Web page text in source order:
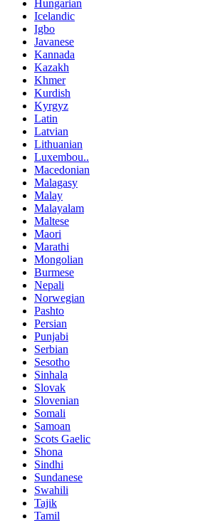
Hungarian
Icelandic
Igbo
Javanese
Kannada
Kazakh
Khmer
Kurdish
Kyrgyz
Latin
Latvian
Lithuanian
Luxembou..
Macedonian
Malagasy
Malay
Malayalam
Maltese
Maori
Marathi
Mongolian
Burmese
Nepali
Norwegian
Pashto
Persian
Punjabi
Serbian
Sesotho
Sinhala
Slovak
Slovenian
Somali
Samoan
Scots Gaelic
Shona
Sindhi
Sundanese
Swahili
Tajik
Tamil